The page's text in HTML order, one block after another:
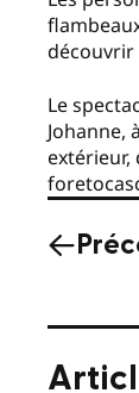
découvrir
Le
Johanne,